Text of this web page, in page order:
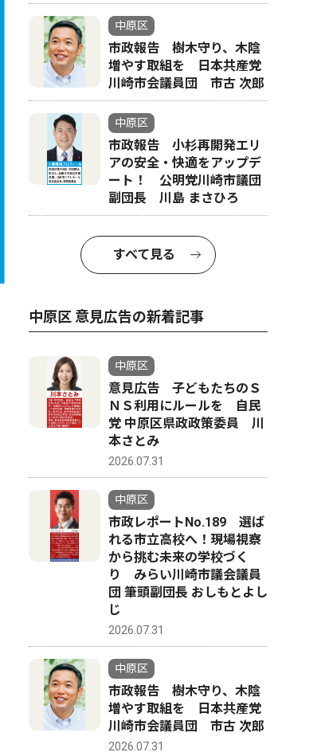
中原区
市政報告 樹木守り、木陰
増やす取組を 日本共産党
川崎市会議員団 市古 次郎
中原区
市政報告 小杉再開発エリ
アの安全・快適をアップデ
ート！ 公明党川崎市議団
副団長 川島 まさひろ
すべて見る
中原区 意見広告の新着記事
中原区
意見広告 子どもたちのＳ
ＮＳ利用にルールを 自民
党 中原区県政政策委員 川
本さとみ
2026.07.31
中原区
市政レポートNo.189 選ば
れる市立高校へ！現場視察
から挑む未来の学校づく
り みらい川崎市議会議員
団 筆頭副団長 おしもとよし
じ
2026.07.31
中原区
市政報告 樹木守り、木陰
増やす取組を 日本共産党
川崎市会議員団 市古 次郎
2026.07.31